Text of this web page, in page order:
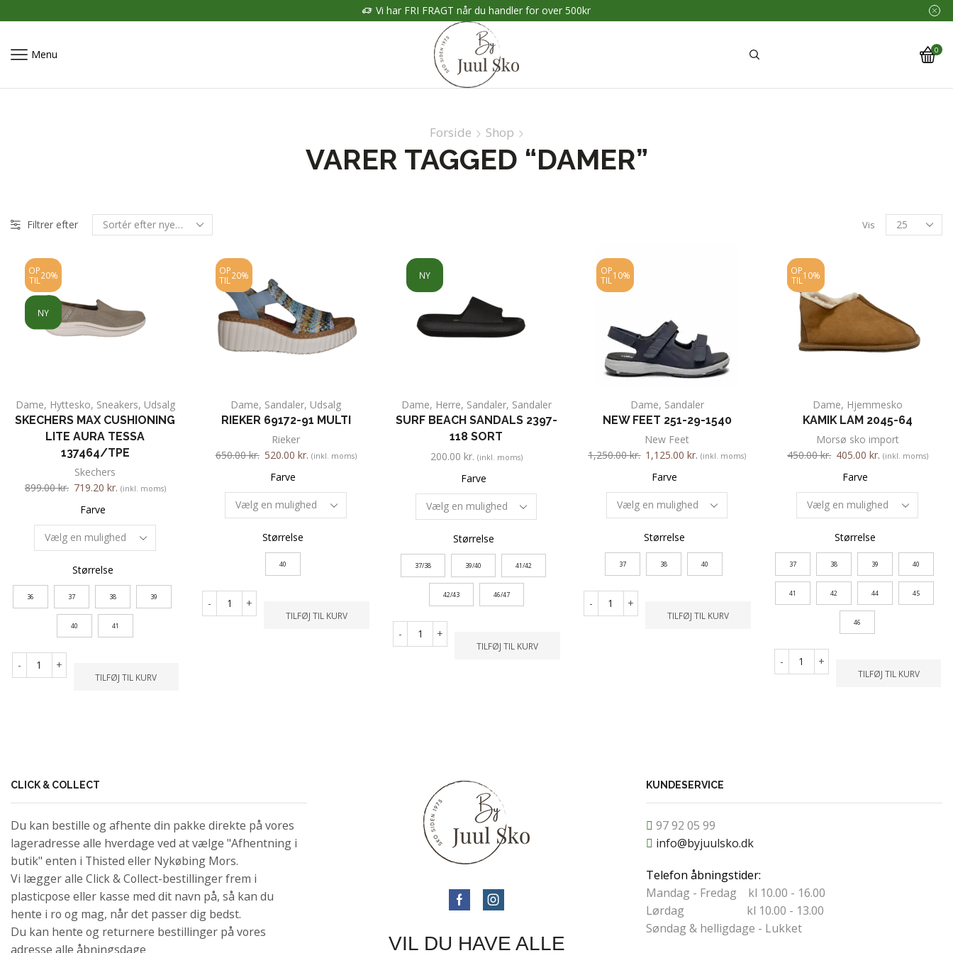
Vi har FRI FRAGT når du handler for over 500kr
Menu 0
Forside Shop
VARER TAGGED “DAMER”
Filtrer efter Vis
OP
TIL 20%
NY
Dame, Hyttesko, Sneakers, Udsalg
SKECHERS MAX CUSHIONING
LITE AURA TESSA
137464/TPE
Skechers
899.00kr. 719.20 kr. (inkl. moms)
Farve
Størrelse
36 37 38 39
40 41
- +
TILFØJ TIL KURV
OP
TIL 20%
Dame, Sandaler, Udsalg
RIEKER 69172-91 MULTI
Rieker
650.00kr. 520.00 kr. (inkl. moms)
Farve
Størrelse
40
- +
TILFØJ TIL KURV
NY
Dame, Herre, Sandaler, Sandaler
SURF BEACH SANDALS 2397-
118 SORT
200.00 kr. (inkl. moms)
Farve
Størrelse
37/38 39/40 41/42
42/43 46/47
- +
TILFØJ TIL KURV
OP
TIL 10%
Dame, Sandaler
NEW FEET 251-29-1540
New Feet
1,250.00kr. 1,125.00kr. (inkl. moms)
Farve
Størrelse
37 38 40
- +
TILFØJ TIL KURV
OP
TIL 10%
Dame, Hjemmesko
KAMIK LAM 2045-64
Morsø sko import
450.00kr. 405.00kr. (inkl. moms)
Farve
Størrelse
37 38 39 40
41 42 44 45
46
- +
TILFØJ TIL KURV
CLICK & COLLECT
Du kan bestille og afhente din pakke direkte på vores
lageradresse alle hverdage ved at vælge "Afhentning i
butik" enten i Thisted eller Nykøbing Mors.
Vi lægger alle Click & Collect-bestillinger frem i
plasticpose eller kasse med dit navn på, så kan du
hente i ro og mag, når det passer dig bedst.
Du kan hente og returnere bestillinger på vores
adresse alle åbningsdage
VIL DU HAVE ALLE
KUNDESERVICE
97 92 05 99
info@byjuulsko.dk
Telefon åbningstider:
Mandag - Fredag kl 10.00 - 16.00
Lørdag kl 10.00 - 13.00
Søndag & helligdage - Lukket